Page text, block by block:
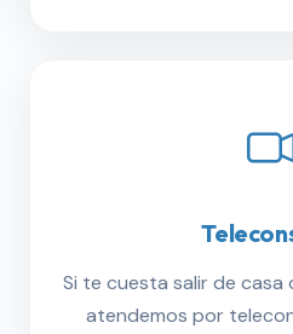
Si te cuesta salir de casa
atendemos por